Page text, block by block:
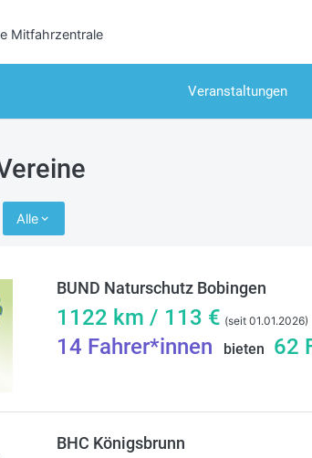
Mitfahrzentrale
Veranstaltungen
Alle
BUND Naturschutz Bobingen
1122 km / 113 € (seit 01.01.2026)
14 Fahrer*innen bieten 62
BHC Königsbrunn